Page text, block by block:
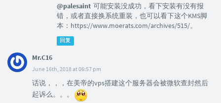
@palesaint 可能安装没成功，看下安装有没有报
错，或者直接换系统重装，也可以看下这个KMS脚
本：https://www.moerats.com/archives/515/。
回复
Mr.C16
June 16th, 2018 at 06:57 pm
话说，，，在美帝的vps搭建这个服务器会被微软查封然后
起诉么。。。